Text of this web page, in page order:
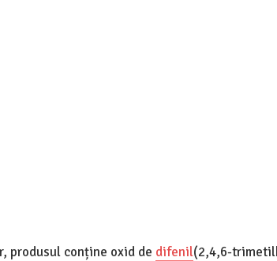
produsul conține oxid de difenil(2,4,6-